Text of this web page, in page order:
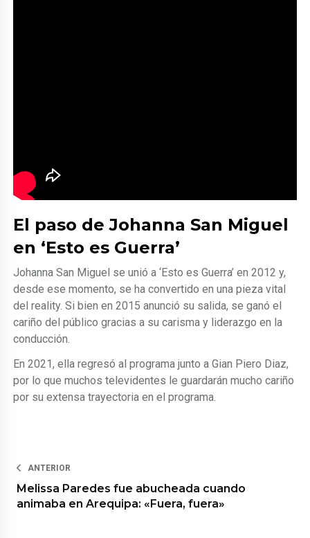
El paso de Johanna San Miguel
en ‘Esto es Guerra’
Johanna San Miguel se unió a ‘Esto es Guerra’ en 2012 y,
desde ese momento, se ha convertido en una pieza vital
del reality. Si bien en 2015 anunció su salida, se ganó el
cariño del público gracias a su carisma y liderazgo en la
conducción.
En 2021, ella regresó al programa junto a Gian Piero Diaz,
por lo que muchos televidentes le guardarán mucho cariño
por su extensa trayectoria en el programa.
ANTERIOR
Melissa Paredes fue abucheada cuando
animaba en Arequipa: «Fuera, fuera»